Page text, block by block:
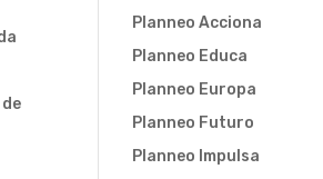
Planneo Acciona
Planneo Educa
Planneo Europa
Planneo Futuro
Planneo Impulsa